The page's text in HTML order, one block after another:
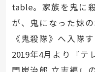
table。家族を鬼に
が、鬼になった妹
《鬼殺隊》へ入隊
2019年4月より『テ